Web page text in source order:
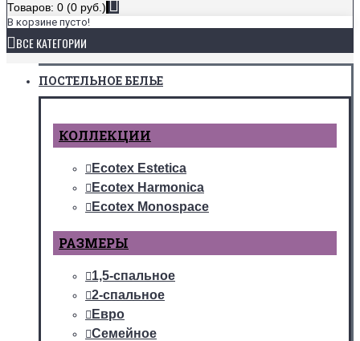
Товаров: 0 (0 руб.)
В корзине пусто!
ВСЕ КАТЕГОРИИ
ПОСТЕЛЬНОЕ БЕЛЬЕ
КОЛЛЕКЦИИ
Ecotex Estetica
Ecotex Harmonica
Ecotex Monospace
РАЗМЕРЫ
1,5-спальное
2-спальное
Евро
Семейное